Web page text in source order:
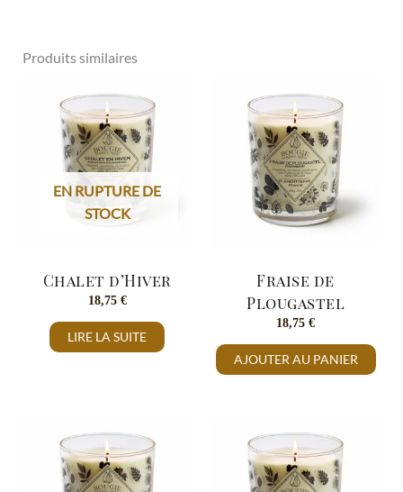
Produits similaires
EN RUPTURE DE
STOCK
Chalet d’Hiver
18,75 €
LIRE LA SUITE
Fraise de
Plougastel
18,75€
AJOUTER AU PANIER